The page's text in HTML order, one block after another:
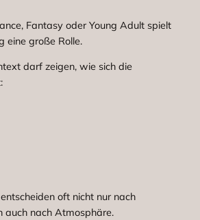
Fantasy oder Young Adult spielt
eine große Rolle.
darf zeigen, wie sich die
oft nicht nur nach
auch nach Atmosphäre.